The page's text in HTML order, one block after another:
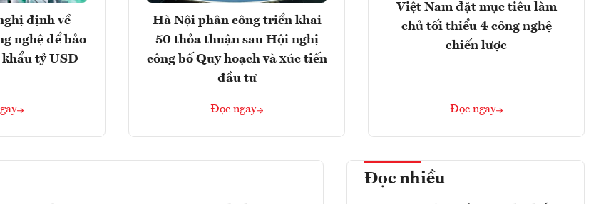
định về
nghệ để bảo
tỷ USD
Hà Nội phân công triển khai
50 thỏa thuận sau Hội nghị
công bố Quy hoạch và xúc tiến
đầu tư
Đọc ngay
Việt Nam đặt mục tiêu làm
chủ tối thiểu 4 công nghệ
chiến lược
Đọc ngay
Đọc nhiều